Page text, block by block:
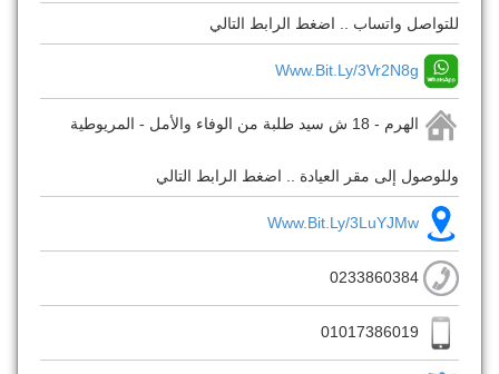
للتواصل واتساب .. اضغط الرابط التالي
Www.bit.ly/3Vr2N8g
الهرم - 18 ش سيد طلبة من الوفاء والأمل - المريوطية
وللوصول إلى مقر العيادة .. اضغط الرابط التالي
Www.bit.ly/3LuYJMw